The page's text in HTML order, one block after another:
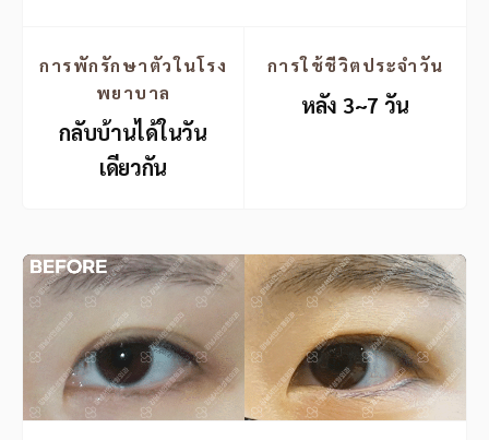
การพักรักษาตัวในโรง
พยาบาล
กลับบ้านได้ในวัน
เดียวกัน
การใช้ชีวิตประจำวัน
หลัง 3~7 วัน